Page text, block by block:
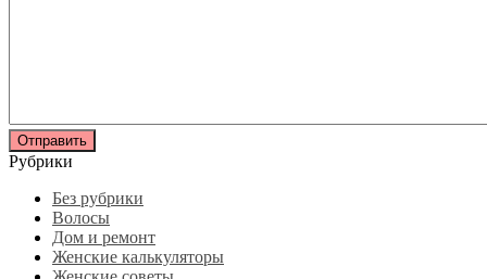
Рубрики
Без рубрики
Волосы
Дом и ремонт
Женские калькуляторы